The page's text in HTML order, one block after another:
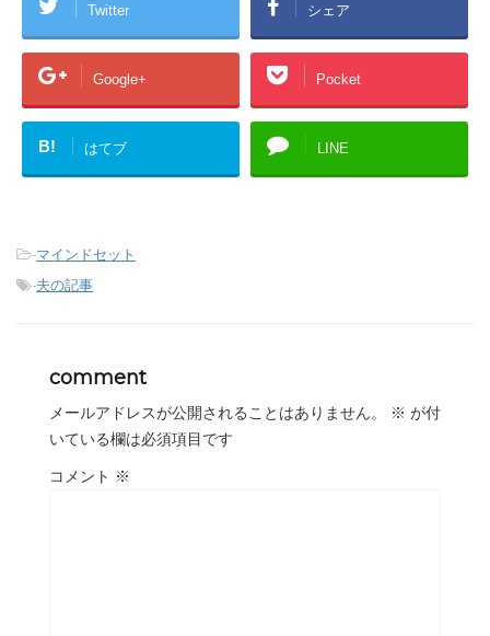
Twitter シェア
Google+ Pocket
B! はてブ LINE
-マインドセット
-夫の記事
comment
メールアドレスが公開されることはありません。 ※ が付
いている欄は必須項目です
コメント ※